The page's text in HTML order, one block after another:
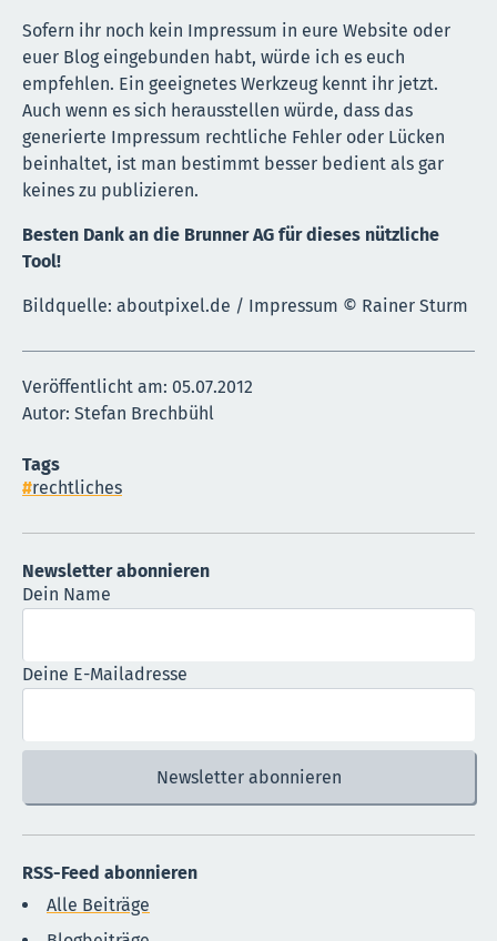
Sofern ihr noch kein Impressum in eure Website oder
euer Blog eingebunden habt, würde ich es euch
empfehlen. Ein geeignetes Werkzeug kennt ihr jetzt.
Auch wenn es sich herausstellen würde, dass das
generierte Impressum rechtliche Fehler oder Lücken
beinhaltet, ist man bestimmt besser bedient als gar
keines zu publizieren.
Besten Dank an die Brunner AG für dieses nützliche
Tool!
Bildquelle: aboutpixel.de / Impressum © Rainer Sturm
Veröffentlicht am: 05.07.2012
Autor: Stefan Brechbühl
Tags
rechtliches
Newsletter abonnieren
Dein Name
Deine E-Mailadresse
RSS-Feed abonnieren
Alle Beiträge